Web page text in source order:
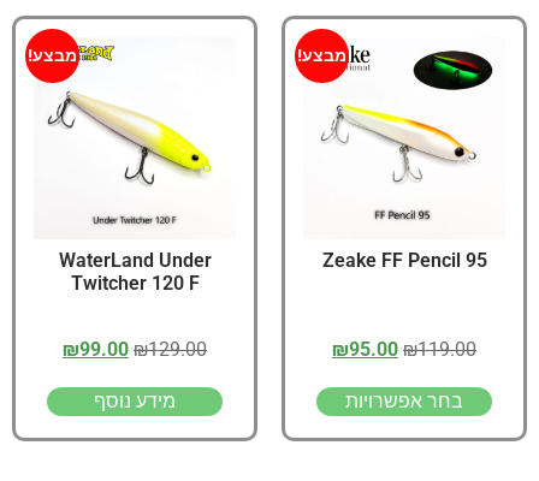
מבצע!
Zeake FF Pencil 95
₪119.00
₪95.00
בחר אפשרויות
מבצע!
WaterLand Under
Twitcher 120 F
₪129.00
₪99.00
מידע נוסף